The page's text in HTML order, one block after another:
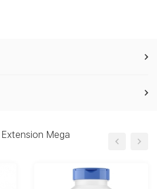
Mega